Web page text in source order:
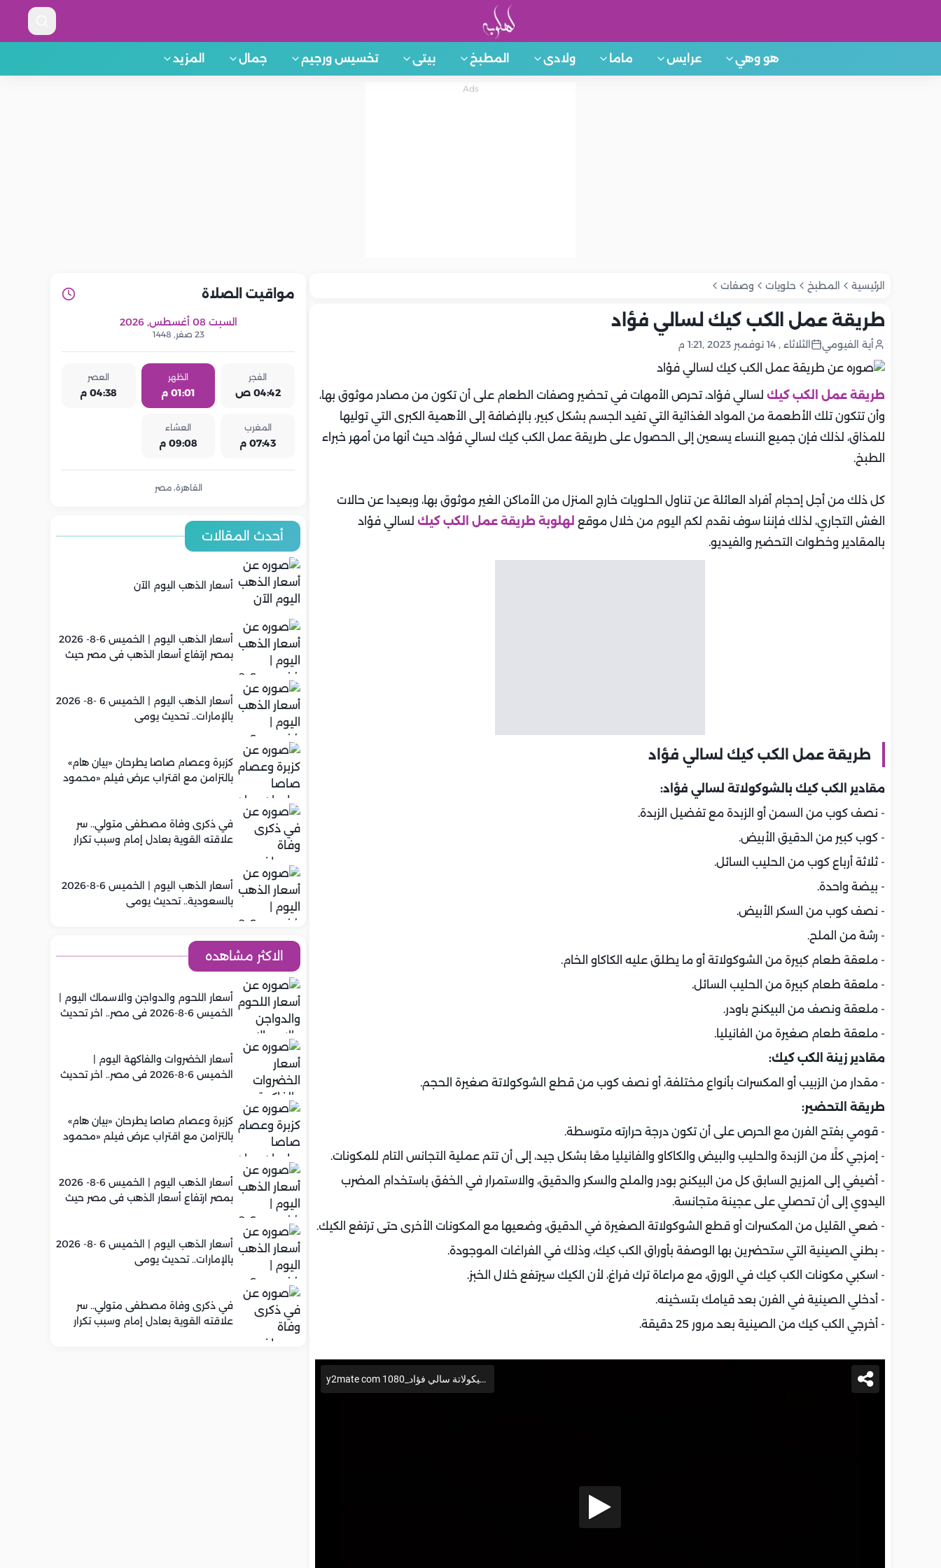
هو وهي عرايس ماما ولادى المطبخ بيتى تخسيس ورجيم جمال المزيد
الرئيسية المطبخ حلويات وصفات
طريقة عمل الكب كيك لسالي فؤاد
أية الفيومي الثلاثاء , 14 نوفمبر 2023 ,1:21 م
طريقة عمل الكب كيك لسالي فؤاد، تحرص الأمهات في تحضير وصفات الطعام على أن تكون من مصادر موثوق بها،
وأن تتكون تلك الأطعمة من المواد الغذائية التي تفيد الجسم بشكل كبير، بالإضافة إلى الأهمية الكبرى التي توليها
للمذاق، لذلك فإن جميع النساء يسعين إلى الحصول على طريقة عمل الكب كيك لسالي فؤاد، حيث أنها من أمهر خبراء
الطبخ.
كل ذلك من أجل إحجام أفراد العائلة عن تناول الحلويات خارج المنزل من الأماكن الغير موثوق بها، وبعيدا عن حالات
الغش التجاري، لذلك فإننا سوف نقدم لكم اليوم من خلال موقع لهلوبة طريقة عمل الكب كيك لسالي فؤاد
بالمقادير وخطوات التحضير والفيديو.
طريقة عمل الكب كيك لسالي فؤاد
مقادير الكب كيك بالشوكولاتة لسالي فؤاد:
- نصف كوب من السمن أو الزبدة مع تفضيل الزبدة.
- كوب كبير من الدقيق الأبيض.
- ثلاثة أرباع كوب من الحليب السائل.
- بيضة واحدة.
- نصف كوب من السكر الأبيض.
- رشة من الملح.
- ملعقة طعام كبيرة من الشوكولاتة أو ما يطلق عليه الكاكاو الخام.
- ملعقة طعام كبيرة من الحليب السائل.
- ملعقة ونصف من البيكنج باودر.
- ملعقة طعام صغيرة من الفانيليا.
مقادير زينة الكب كيك:
- مقدار من الزبيب أو المكسرات بأنواع مختلفة، أو نصف كوب من قطع الشوكولاتة صغيرة الحجم.
طريقة التحضير:
- قومي بفتح الفرن مع الحرص على أن تكون درجة حرارته متوسطة.
- إمزجي كلًا من الزبدة والحليب والبيض والكاكاو والفانيليا معًا بشكل جيد، إلى أن تتم عملية التجانس التام للمكونات.
- أضيفي إلى المزيج السابق كل من البيكنج بودر والملح والسكر والدقيق، والاستمرار في الخفق باستخدام المضرب
اليدوي إلى أن تحصلي على عجينة متجانسة.
- ضعي القليل من المكسرات أو قطع الشوكولاتة الصغيرة في الدقيق، وضعيها مع المكونات الأخرى حتى ترتفع الكيك.
- بطني الصينية التي ستحضرين بها الوصفة بأوراق الكب كيك، وذلك في الفراغات الموجودة.
- اسكبي مكونات الكب كيك في الورق، مع مراعاة ترك فراغ، لأن الكيك سيرتفع خلال الخبز.
- أدخلي الصينية في الفرن بعد قيامك بتسخينه.
- أخرجي الكب كيك من الصينية بعد مرور 25 دقيقة.
مواقيت الصلاة
السبت 08 أغسطس, 2026
23 صفر, 1448
الفجر
04:42 ص
الظهر
01:01 م
العصر
04:38 م
المغرب
07:43 م
العشاء
09:08 م
القاهرة، مصر
أحدث المقالات
أسعار الذهب اليوم الآن
أسعار الذهب اليوم | الخميس 6-8- 2026
بمصر ارتفاع أسعار الذهب في مصر حيث
أسعار الذهب اليوم | الخميس 6 -8- 2026
بالإمارات.. تحديث يومي
كزبرة وعصام صاصا يطرحان «بيان هام»
بالتزامن مع اقتراب عرض فيلم «محمود
في ذكرى وفاة مصطفى متولي.. سر
علاقته القوية بعادل إمام وسبب تكرار
أسعار الذهب اليوم | الخميس 6-8-2026
بالسعودية.. تحديث يومي
الاكثر مشاهده
أسعار اللحوم والدواجن والاسماك اليوم |
الخميس 6-8-2026 في مصر.. اخر تحديث
أسعار الخضروات والفاكهة اليوم |
الخميس 6-8-2026 في مصر.. اخر تحديث
كزبرة وعصام صاصا يطرحان «بيان هام»
بالتزامن مع اقتراب عرض فيلم «محمود
أسعار الذهب اليوم | الخميس 6-8- 2026
بمصر ارتفاع أسعار الذهب في مصر حيث
أسعار الذهب اليوم | الخميس 6 -8- 2026
بالإمارات.. تحديث يومي
في ذكرى وفاة مصطفى متولي.. سر
علاقته القوية بعادل إمام وسبب تكرار